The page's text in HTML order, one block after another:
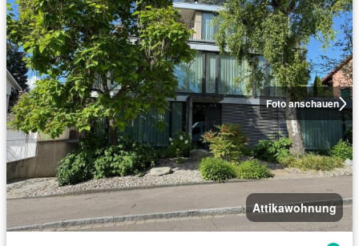
Foto anschauen
Attikawohnung